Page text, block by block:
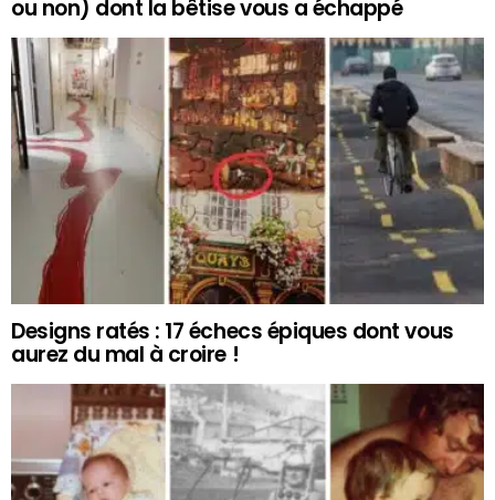
ou non) dont la bêtise vous a échappé
Designs ratés : 17 échecs épiques dont vous
aurez du mal à croire !